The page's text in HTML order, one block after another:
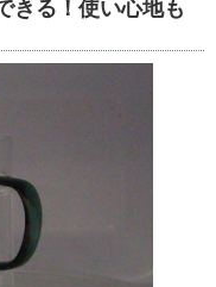
きる！使い心地も